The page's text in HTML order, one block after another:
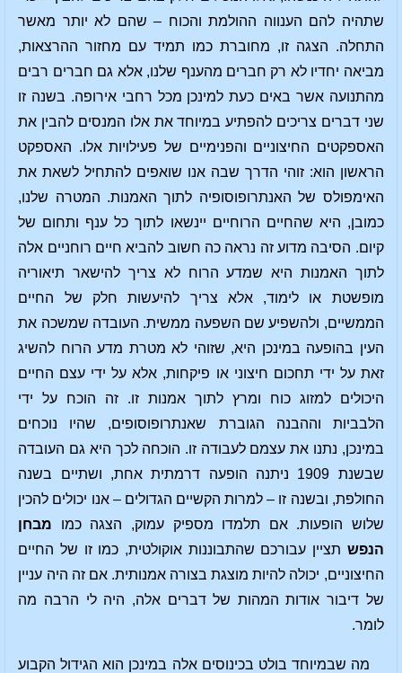
שתהיה להם הענווה ההולמת והכוח – שהם לא יותר מאשר
התחלה. הצגה זו, מחוברת כמו תמיד עם מחזור ההרצאות,
מביאה יחדיו לא רק חברים מהענף שלנו, אלא גם חברים רבים
מהתנועה אשר באים כעת למינכן מכל רחבי אירופה. בשנה זו
שני דברים צריכים להפתיע במיוחד את אלו המנסים להבין את
האספקטים החיצוניים והפנימיים של פעילויות אלו. האספקט
הראשון הוא: זוהי הדרך שבה אנו שואפים להתחיל לשאת את
האימפולס של האנתרופוסופיה לתוך האמנות. המטרה שלנו,
כמובן, היא שהחיים הרוחיים יינשאו לתוך כל ענף ותחום של
קיום. הסיבה מדוע זה נראה כה חשוב להביא חיים רוחניים אלה
לתוך האמנות היא שמדע הרוח לא צריך להישאר תיאוריה
מופשטת או לימוד, אלא צריך להיעשות חלק של החיים
הממשיים, ולהשפיע שם השפעה ממשית. העובדה שמשכה את
העין בהופעה במינכן היא, שזוהי לא מטרת מדע הרוח להשיג
זאת על ידי תחכום חיצוני או פיקחות, אלא על ידי עצם החיים
היכולים למזוג כוח ומרץ לתוך אמנות זו. זה הוכח על ידי
הלבביות וההבנה הגוברת שאנתרופוסופים, שהיו נוכחים
במינכן, נתנו את עצמם לעבודה זו. הוכחה לכך היא גם העובדה
שבשנת 1909 ניתנה הופעה דרמתית אחת, ושתיים בשנה
החולפת, ובשנה זו – למרות הקשיים הגדולים – אנו יכולים להכין
שלוש הופעות. אם תלמדו מספיק עמוק, הצגה כמו מבחן
הנפש תציין עבורכם שהתבוננות אוקולטית, כמו זו של החיים
החיצוניים, יכולה להיות מוצגת בצורה אמנותית. אם זה היה עניין
של דיבור אודות המהות של דברים אלה, היה לי הרבה מה
לומר.
מה שבמיוחד בולט בכינוסים אלה במינכן הוא הגידול הקבוע